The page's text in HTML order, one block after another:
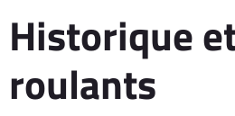
Historique
roulants